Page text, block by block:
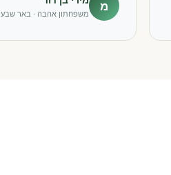
מ משפחתון אהבה · באר שבע